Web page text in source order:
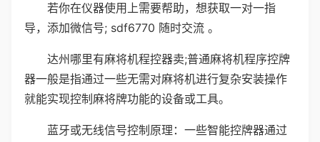
若你在仪器使用上需要帮助，想获取一对一指
导，添加微信号; sdf6770 随时交流 。
达州哪里有麻将机程控器卖;普通麻将机程序控牌
器一般是指通过一些无需对麻将机进行复杂安装操作
就能实现控制麻将牌功能的设备或工具。
蓝牙或无线信号控制原理：一些智能控牌器通过